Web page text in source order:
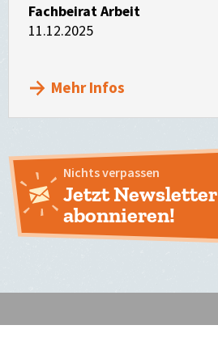
Fachbeirat Arbeit
11.12.2025
Mehr Infos
Nichts verpassen
Jetzt Newsletter
abonnieren!